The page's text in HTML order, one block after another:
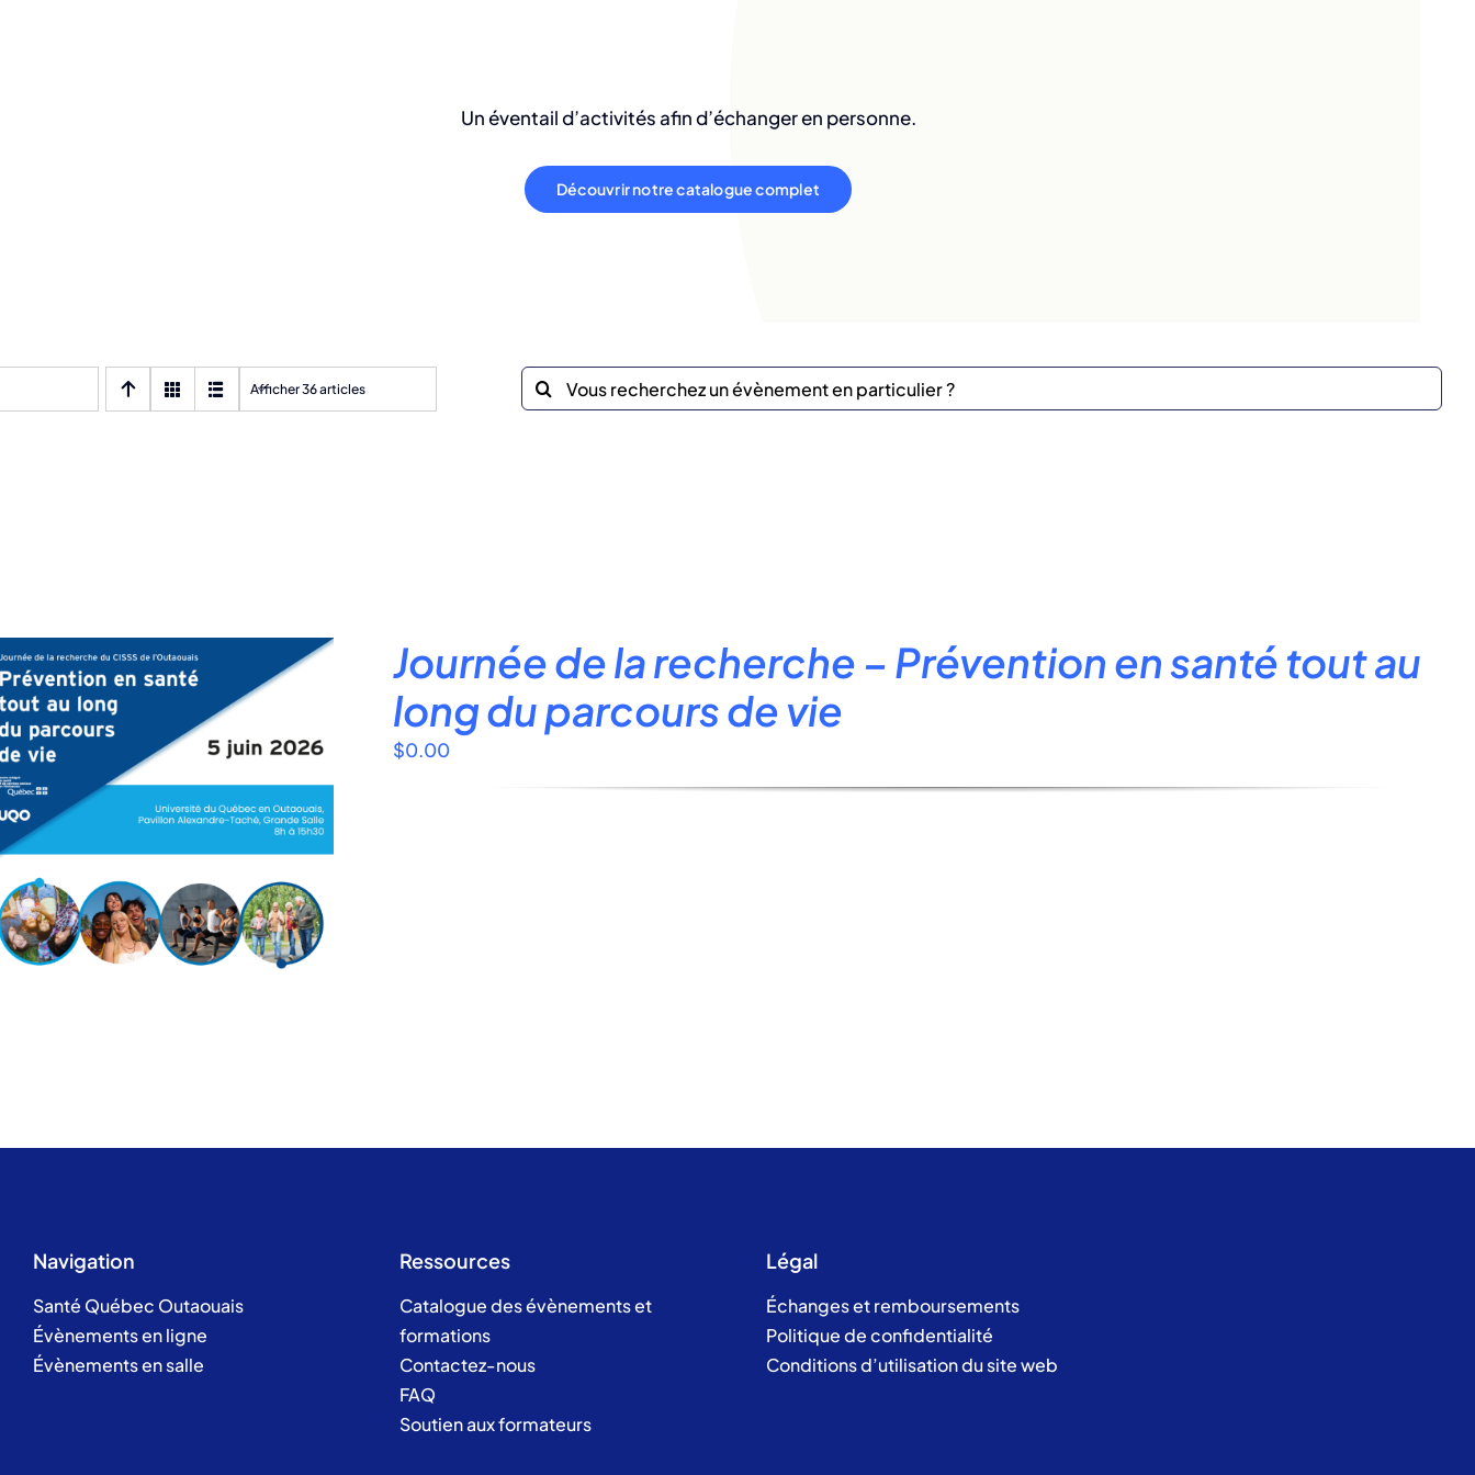
Un éventail d’activités afin d’échanger en personne.
Découvrir notre catalogue complet
Afficher 36 articles
Recherche
sur
Journée de la recherche – Prévention en santé tout au
long du parcours de vie
$0.00
Navigation
Santé Québec Outaouais
Évènements en ligne
Évènements en salle
Ressources
Catalogue des évènements et
formations
Contactez-nous
FAQ
Soutien aux formateurs
Légal
Échanges et remboursements
Politique de confidentialité
Conditions d’utilisation du site web